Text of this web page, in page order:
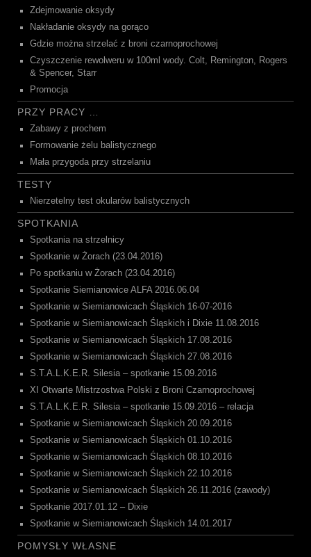
Zdejmowanie oksydy
Nakładanie oksydy na gorąco
Gdzie można strzelać z broni czarnoprochowej
Czyszczenie rewolweru w 100ml wody. Colt, Remington, Rogers
& Spencer, Starr
Promocja
PRZY PRACY …
Zabawy z prochem
Formowanie żelu balistycznego
Mała przygoda przy strzelaniu
TESTY
Nierzetelny test okularów balistycznych
SPOTKANIA
Spotkania na strzelnicy
Spotkanie w Żorach (23.04.2016)
Po spotkaniu w Żorach (23.04.2016)
Spotkanie Siemianowice ALFA 2016.06.04
Spotkanie w Siemianowicach Śląskich 16-07-2016
Spotkanie w Siemianowicach Śląskich i Dixie 11.08.2016
Spotkanie w Siemianowicach Śląskich 17.08.2016
Spotkanie w Siemianowicach Śląskich 27.08.2016
S.T.A.L.K.E.R. Silesia – spotkanie 15.09.2016
XI Otwarte Mistrzostwa Polski z Broni Czarnoprochowej
S.T.A.L.K.E.R. Silesia – spotkanie 15.09.2016 – relacja
Spotkanie w Siemianowicach Śląskich 20.09.2016
Spotkanie w Siemianowicach Śląskich 01.10.2016
Spotkanie w Siemianowicach Śląskich 08.10.2016
Spotkanie w Siemianowicach Śląskich 22.10.2016
Spotkanie w Siemianowicach Śląskich 26.11.2016 (zawody)
Spotkanie 2017.01.12 – Dixie
Spotkanie w Siemianowicach Śląskich 14.01.2017
POMYSŁY WŁASNE